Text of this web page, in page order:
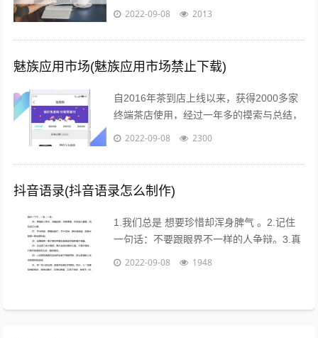
不靠谱的时候，来吧，终于等到啦！新春切
2022-09-08 2013
魅族应用市场(魅族应用市场禁止下载)
自2016年茶到店上线以来，获得2000多家
终端茶店使用，经过一年多的摸索与总结，
茶到店APP Beta2.0版本于2017年4月26日
2022-09-08 2300
抖音语录(抖音语录怎么制作)
1.我们总是 想要珍惜却浑身脾气 。2.记住
一句话：不要跟眼界不一样的人争辩。3.真
的不用时刻替别人着想，不是每个人都能把
2022-09-08 1948